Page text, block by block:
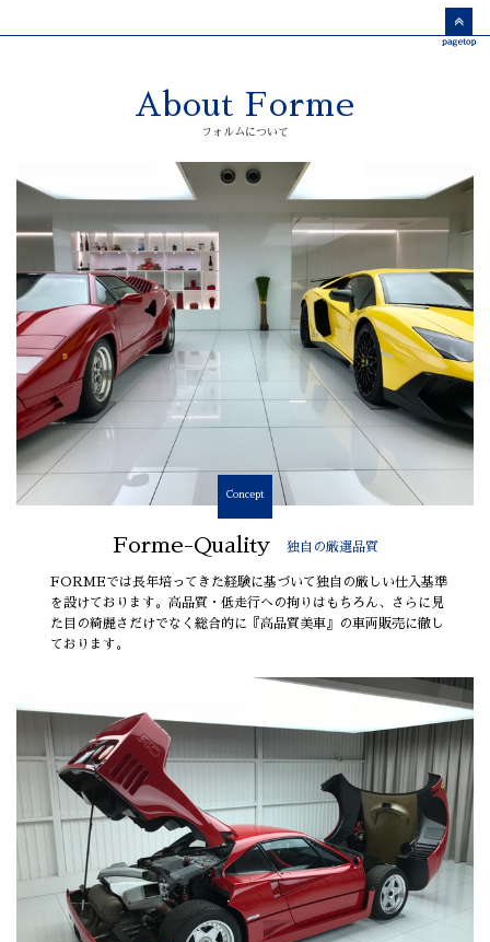
About Forme
フォルムについて
Concept
Forme-Quality 独自の厳選品質
FORMEでは長年培ってきた経験に基づいて独自の厳しい仕入基準
を設けております。高品質・低走行への拘りはもちろん、さらに見
た目の綺麗さだけでなく総合的に『高品質美車』の車両販売に徹し
ております。